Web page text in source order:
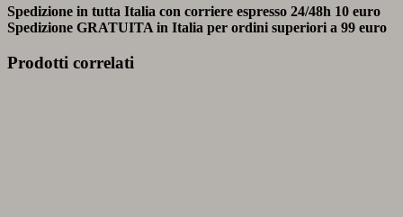
Spedizione in tutta Italia con corriere espresso 24/48h 10 euro
Spedizione GRATUITA in Italia per ordini superiori a 99 euro
Prodotti correlati